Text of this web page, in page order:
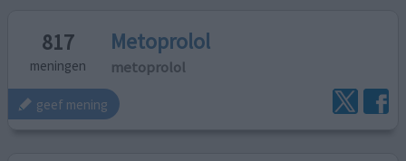
817
meningen
Metoprolol
metoprolol
geef mening